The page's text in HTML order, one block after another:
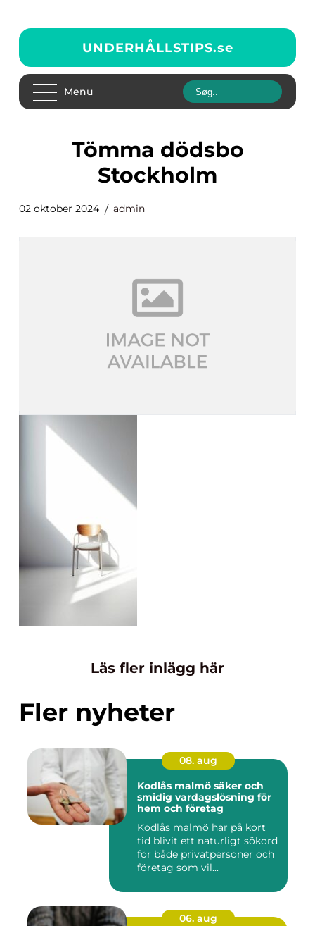
UNDERHÅLLSTIPS.se
Menu
tömma dödsbo
Stockholm
02 oktober 2024 admin
Läs fler inlägg här
Fler nyheter
08. aug
Kodlås malmö säker och
smidig vardagslösning för
hem och företag
Kodlås malmö har på kort
tid blivit ett naturligt sökord
för både privatpersoner och
företag som vil...
06. aug